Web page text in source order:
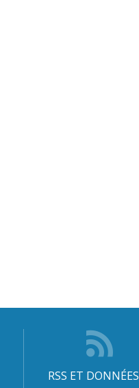
RSS ET DONNÉES